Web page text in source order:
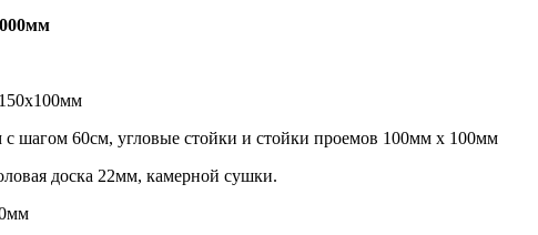
с шагом 60см, угловые стойки и стойки проемов 100мм х 100мм
доска 22мм, камерной сушки.